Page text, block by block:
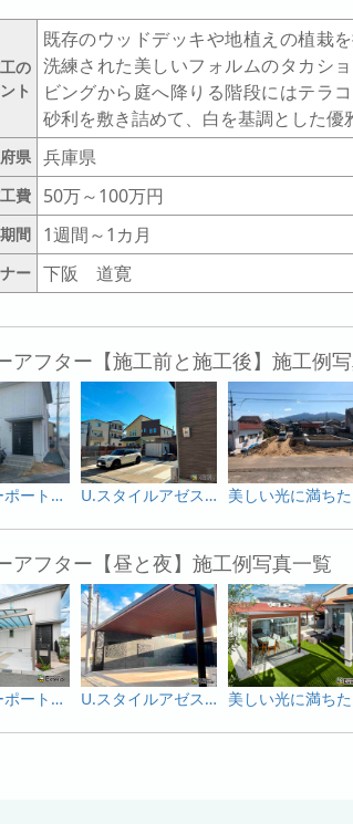
の
ト
既存のウッドデッキや地植えの植栽
洗練された美しいフォルムのタカシ
ビングから庭へ降りる階段にはテラ
砂利を敷き詰めて、白を基調とした
県 兵庫県
費 50万～100万円
間 1週間～1カ月
ー 下阪 道寛
アフター【施工前と施工後】施工例
3台用カーポートがかっこいいエクステリア！ U.スタイルアゼストとアートボードが創る上質なファサード
アフター【昼と夜】施工例写真一覧
3台用カーポートがかっこいいエクステリア！ U.スタイルアゼストとアートボードが創る上質なファサード